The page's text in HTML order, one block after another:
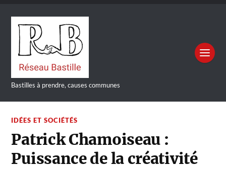
Bastilles à prendre, causes communes
IDÉES ET SOCIÉTÉS
Patrick Chamoiseau :
Puissance de la créativité